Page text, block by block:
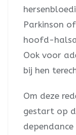
Parkinson
hoofd-
Ook voor
bij hen
Om deze
gestart op